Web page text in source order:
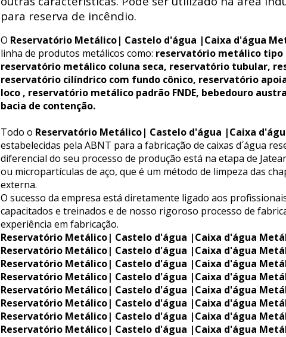
para reserva de incêndio.
O Reservatório Metálico| Castelo d'água |Caixa d'água
linha de produtos metálicos como: reservatório metálico tipo
reservatório metálico coluna seca, reservatório tubular,
reservatório cilíndrico com fundo cônico, reservatório
loco , reservatório metálico padrão FNDE, bebedouro
bacia de contenção.
Todo o Reservatório Metálico| Castelo d'água |Caixa
estabelecidas pela ABNT para a fabricação de caixas d´água
diferencial do seu processo de produção está na etapa de
ou micropartículas de aço, que é um método de limpeza das
externa.
O sucesso da empresa está diretamente ligado aos
capacitados e treinados e de nosso rigoroso processo de
experiência em fabricação.
Reservatório Metálico| Castelo d'água |Caixa d'água
Reservatório Metálico| Castelo d'água |Caixa d'água
Reservatório Metálico| Castelo d'água |Caixa d'água
Reservatório Metálico| Castelo d'água |Caixa d'água
Reservatório Metálico| Castelo d'água |Caixa d'água
Reservatório Metálico| Castelo d'água |Caixa d'água
Reservatório Metálico| Castelo d'água |Caixa d'água
Reservatório Metálico| Castelo d'água |Caixa d'água